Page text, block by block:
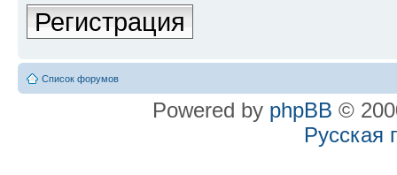
Регистрация
Список форумов
Powered by phpBB ©
Русская